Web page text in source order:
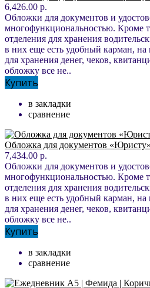
6,426.00 р.
Обложки для документов и
многофункциональностью. Кроме
отделения для хранения
в них еще есть удобный карман, на
для хранения денег, чеков,
обложку все не..
Купить
в закладки
сравнение
Обложка для документов
7,434.00 р.
Обложки для документов и
многофункциональностью. Кроме
отделения для хранения
в них еще есть удобный карман, на
для хранения денег, чеков,
обложку все не..
Купить
в закладки
сравнение